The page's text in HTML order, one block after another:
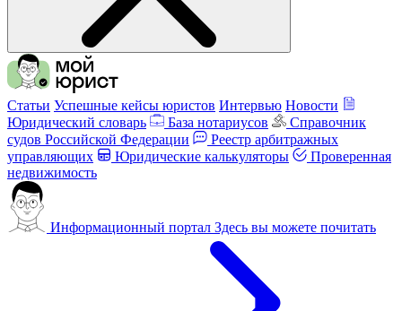
Статьи Успешные кейсы юристов Интервью Новости
Юридический словарь
База нотариусов
Справочник
судов Российской Федерации
Реестр арбитражных
управляющих
Юридические калькуляторы
Проверенная
недвижимость
Информационный портал Здесь вы можете почитать